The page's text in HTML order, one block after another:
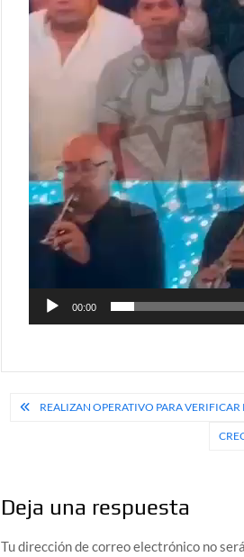
00:00
Navegación
REALIZAN OPERATIVO PARA
Deja una respuesta
Tu dirección de correo electrónico no